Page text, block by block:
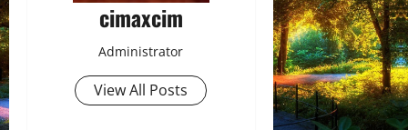
cimaxcim
Administrator
View All Posts